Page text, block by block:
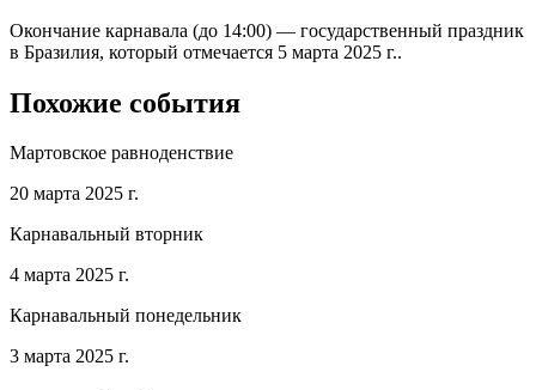
Окончание карнавала (до 14:00) — государственный праздник
в Бразилия, который отмечается 5 марта 2025 г..
Похожие события
Мартовское равноденствие
20 марта 2025 г.
Карнавальный вторник
4 марта 2025 г.
Карнавальный понедельник
3 марта 2025 г.